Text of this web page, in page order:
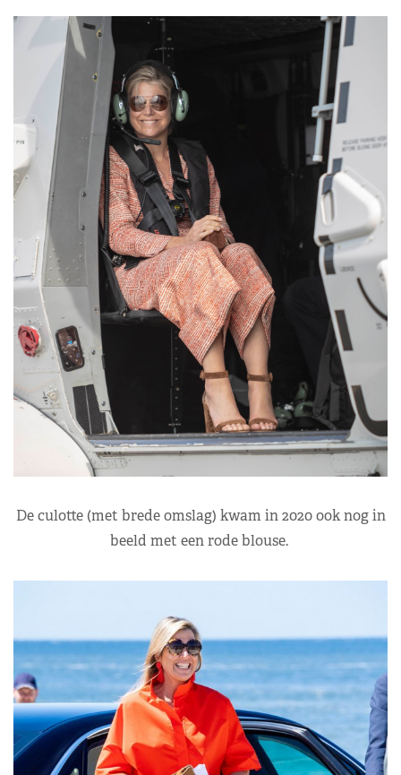
De culotte (met brede omslag) kwam in 2020 ook nog in
beeld met een rode blouse.